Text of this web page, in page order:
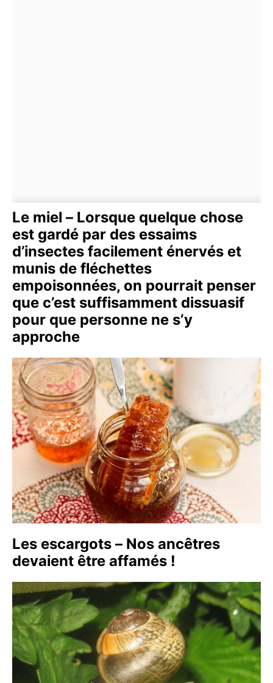
Le miel – Lorsque quelque chose
est gardé par des essaims
d’insectes facilement énervés et
munis de fléchettes
empoisonnées, on pourrait penser
que c’est suffisamment dissuasif
pour que personne ne s’y
approche
Les escargots – Nos ancêtres
devaient être affamés !